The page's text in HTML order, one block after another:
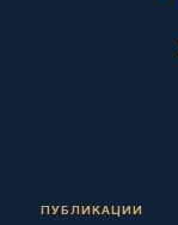
ПУБЛИКАЦИИ